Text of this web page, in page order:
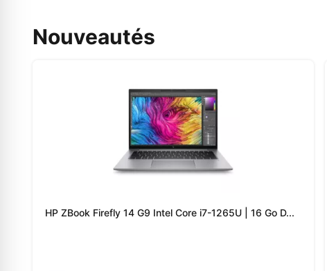
Nouveautés
HP ZBook Firefly 14 G9 Intel Core i7-1265U | 16 Go D...